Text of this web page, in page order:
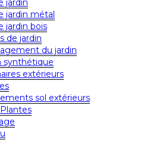
jardin
jardin métal
jardin bois
de jardin
du jardin
synthétique
extérieurs
sol extérieurs